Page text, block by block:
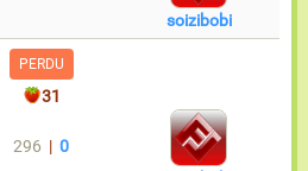
soizibobi
PERDU
31
296 |0